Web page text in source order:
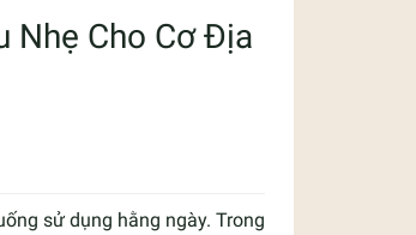
Nhẹ Cho Cơ Địa
sử dụng hằng ngày. Trong